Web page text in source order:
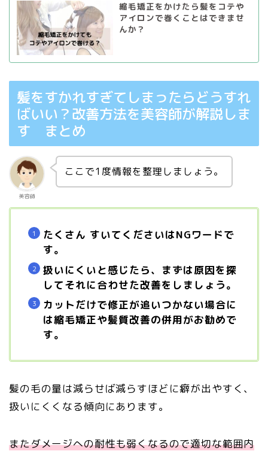
縮毛矯正をかけたら髪をコテや
アイロンで巻くことはできませ
んか？
髪をすかれすぎてしまったらどうすれ
ばいい？改善方法を美容師が解説しま
す まとめ
美容師
ここで1度情報を整理しましょう。
たくさん すいてくださいはNGワードで
す。
扱いにくいと感じたら、まずは原因を探
してそれに合わせた改善をしましょう。
カットだけで修正が追いつかない場合に
は縮毛矯正や髪質改善の併用がお勧めで
す。
髪の毛の量は減らせば減らすほどに癖が出やすく、
扱いにくくなる傾向にあります。
またダメージへの耐性も弱くなるので適切な範囲内